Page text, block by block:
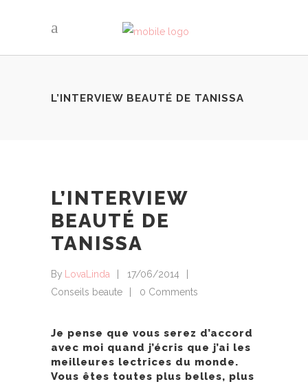
L’INTERVIEW BEAUTÉ DE TANISSA
L’INTERVIEW
BEAUTÉ DE
TANISSA
By LovaLinda
17/06/2014
Conseils beaute
0 Comments
Je pense que vous serez d’accord
avec moi quand j’écris que j’ai les
meilleures lectrices du monde.
Vous êtes toutes plus belles, plus